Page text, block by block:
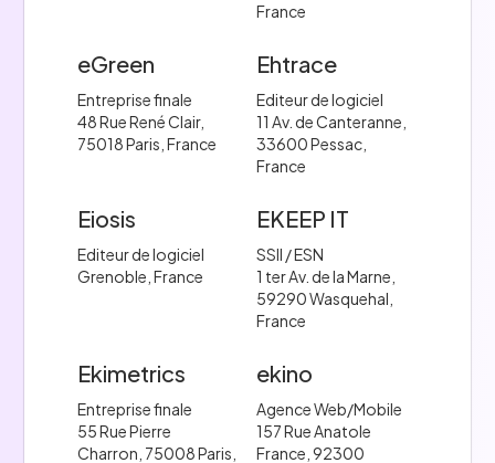
France
eGreen
Entreprise finale
48 Rue René Clair,
75018 Paris, France
Ehtrace
Editeur de logiciel
11 Av. de Canteranne,
33600 Pessac,
France
Eiosis
Editeur de logiciel
Grenoble, France
EKEEP IT
SSII / ESN
1 ter Av. de la Marne,
59290 Wasquehal,
France
Ekimetrics
Entreprise finale
55 Rue Pierre
Charron, 75008 Paris,
ekino
Agence Web/Mobile
157 Rue Anatole
France, 92300